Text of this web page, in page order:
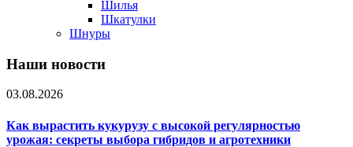
Шилья
Шкатулки
Шнуры
Наши новости
03.08.2026
Как вырастить кукурузу с высокой регулярностью
урожая: секреты выбора гибридов и агротехники